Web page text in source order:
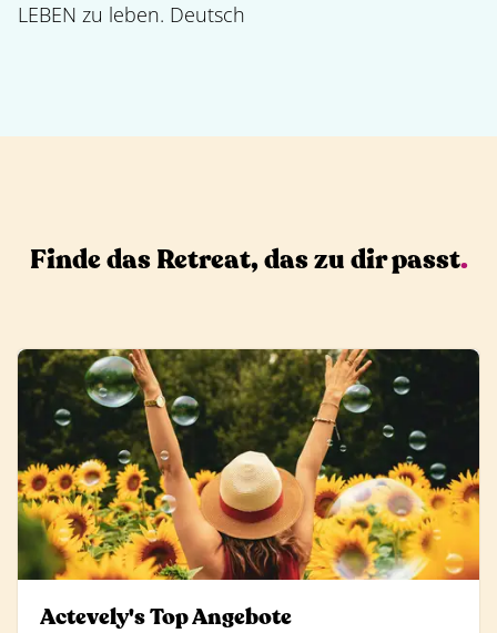
LEBEN zu leben. Deutsch
Finde das Retreat, das zu dir passt.
Actevely's Top Angebote